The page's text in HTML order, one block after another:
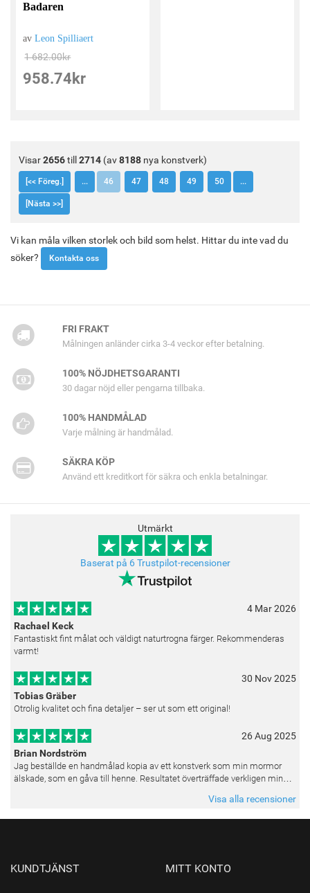
Badaren
avLeon Spilliaert
1 682.00kr
958.74 kr
Visar2656till 2714 (av8188 nya konstverk)
[<< Föreg.] ... 46 47 48 49 50 ...
[Nästa >>]
Vi kan måla vilken storlek och bild som helst. Hittar du inte vad du
söker?
Kontakta oss
FRI FRAKT
Målningen anländer cirka 3-4 veckor efter betalning.
100% NÖJDHETSGARANTI
30 dagar nöjd eller pengarna tillbaka.
100% HANDMÅLAD
Varje målning är handmålad.
SÄKRA KÖP
Använd ett kreditkort för säkra och enkla betalningar.
Utmärkt
Baserat på 6 Trustpilot-recensioner
4 Mar 2026
Rachael Keck
Fantastiskt fint målat och väldigt naturtrogna färger. Rekommenderas
varmt!
30 Nov 2025
Tobias Gräber
Otrolig kvalitet och fina detaljer – ser ut som ett original!
26 Aug 2025
Brian Nordström
Jag beställde en handmålad kopia av ett konstverk som min mormor
älskade, som en gåva till henne. Resultatet överträffade verkligen mina
Visa alla recensioner
KUNDTJÄNST MITT KONTO